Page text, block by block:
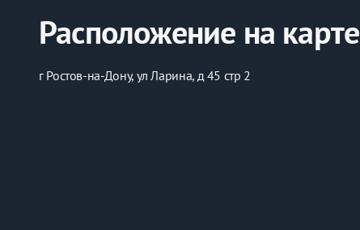
Расположение на карте
г Ростов-на-Дону, ул Ларина, д 45 стр 2